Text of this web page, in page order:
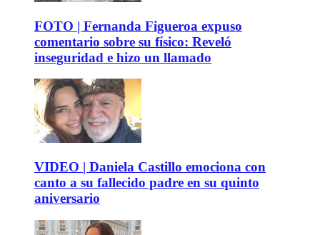
FOTO | Fernanda Figueroa expuso
comentario sobre su físico: Reveló
inseguridad e hizo un llamado
VIDEO | Daniela Castillo emociona con
canto a su fallecido padre en su quinto
aniversario